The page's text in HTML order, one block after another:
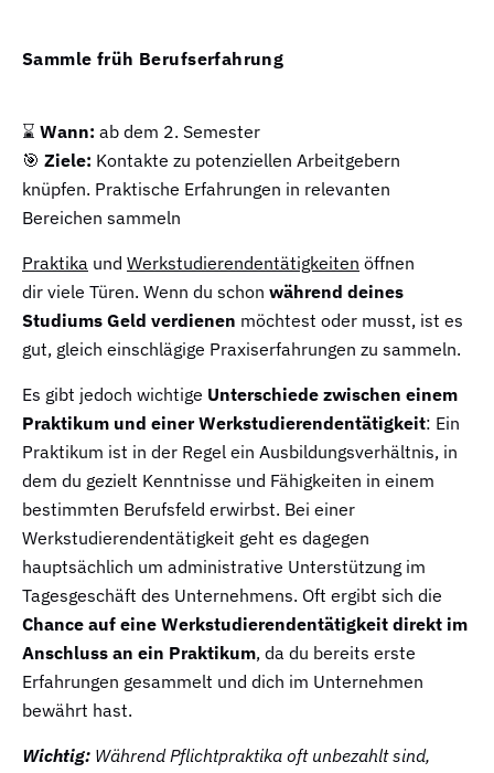
Sammle früh Berufserfahrung
⌛ Wann: ab dem 2. Semester
🎯 Ziele: Kontakte zu potenziellen Arbeitgebern
knüpfen. Praktische Erfahrungen in relevanten
Bereichen sammeln
Praktika und Werkstudierendentätigkeiten öffnen
dir viele Türen. Wenn du schon während deines
Studiums Geld verdienen möchtest oder musst, ist es
gut, gleich einschlägige Praxiserfahrungen zu sammeln.
Es gibt jedoch wichtige Unterschiede zwischen einem
Praktikum und einer Werkstudierendentätigkeit: Ein
Praktikum ist in der Regel ein Ausbildungsverhältnis, in
dem du gezielt Kenntnisse und Fähigkeiten in einem
bestimmten Berufsfeld erwirbst. Bei einer
Werkstudierendentätigkeit geht es dagegen
hauptsächlich um administrative Unterstützung im
Tagesgeschäft des Unternehmens. Oft ergibt sich die
Chance auf eine Werkstudierendentätigkeit direkt im
Anschluss an ein Praktikum, da du bereits erste
Erfahrungen gesammelt und dich im Unternehmen
bewährt hast.
Wichtig: Während Pflichtpraktika oft unbezahlt sind,